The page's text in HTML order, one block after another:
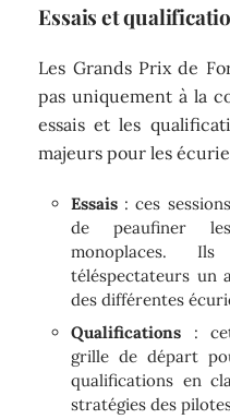
Essais et
Les Grands Prix de
pas uniquement à la
essais et les
majeurs pour les
Essais : ces
de peaufiner
monoplaces.
téléspectateurs un
des différentes
Qualifications :
grille de départ
qualifications en
stratégies des